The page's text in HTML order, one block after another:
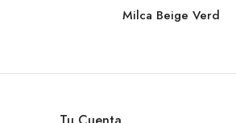
Milca Beige Verde